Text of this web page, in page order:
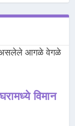
विमान